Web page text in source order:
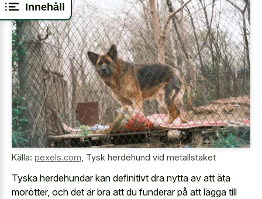
Innehåll
Källa: pexels.com Tysk herdehund vid metallstaket
Tyska herdehundar kan definitivt dra nytta av att äta
morötter, och det är bra att du funderar på att lägga till